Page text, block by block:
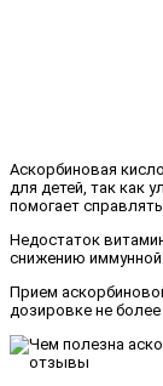
Аскорбиновая
для детей, так как
помогает
Недостаток
снижению
Прием
дозировке не более